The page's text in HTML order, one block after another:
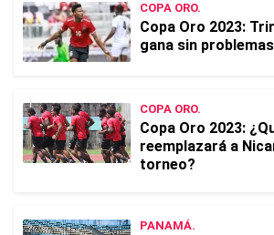
COPA ORO.
Copa Oro 2023:
gana sin problemas
COPA ORO.
Copa Oro 2023:
reemplazará a
torneo?
PANAMÁ.